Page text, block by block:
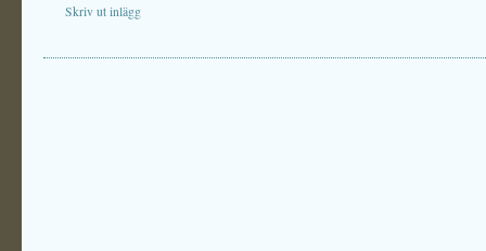
Skriv ut inlägg